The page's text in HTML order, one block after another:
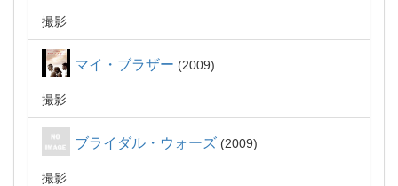
撮影
マイ・ブラザー 2009
撮影
ブライダル・ウォーズ 2009
撮影